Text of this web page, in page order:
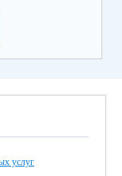
услуг